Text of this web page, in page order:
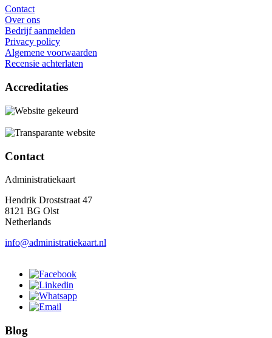
Contact
Over ons
Bedrijf aanmelden
Privacy policy
Algemene voorwaarden
Recensie achterlaten
Accreditaties
Contact
Administratiekaart
Hendrik Droststraat 47
8121 BG Olst
Netherlands
info@administratiekaart.nl
Blog